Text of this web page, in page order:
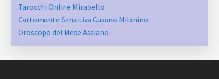
Tarocchi Online Mirabello
Cartomante Sensitiva Cusano Milanino
Oroscopo del Mese Assiano